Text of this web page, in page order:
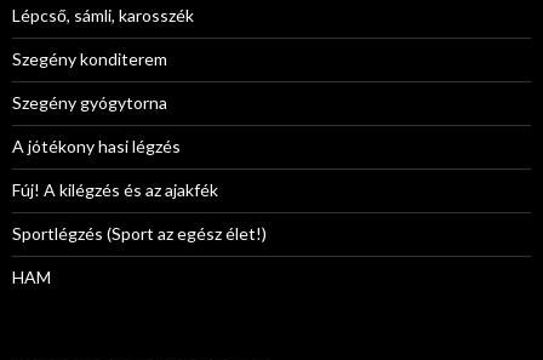
Lépcső, sámli, karosszék
Szegény konditerem
Szegény gyógytorna
A jótékony hasi légzés
Fúj! A kilégzés és az ajakfék
Sportlégzés (Sport az egész élet!)
HAM